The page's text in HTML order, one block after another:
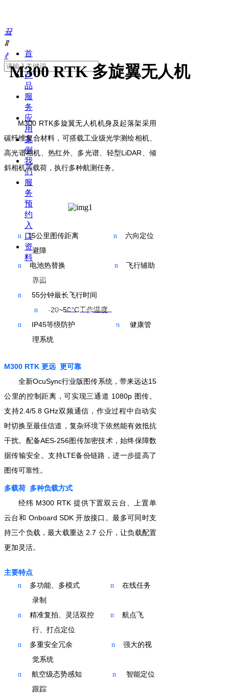
끀
ꁲ
首
页
产
品
服
务
应
用
案
例
我
们
服
务
预
约
入
口
资
料
ꄙ
M300 RTK 多旋翼无人机
M300 RTK多旋翼无人机机身及起落架采用
碳纤维复合材料，可搭载工业级光学测绘相机、
高光谱相机、热红外、多光谱、轻型LiDAR 、倾
斜相机等载荷 ，执行多种航测任务。
n 15公里图传距离n
六向定位
避障
n 电池热替换n
飞行辅助
界面
n 55分钟最长飞行时间
n -20~50°C工作温度
n IP45等级防护n
健康管
理系统
M300 RTK 更远 更可靠
全新OcuSync行业版图传系统，带来远达15
公里的控制距离，可实现三通道 1080p 图传。
支持2.4/5.8 GHz双频通信，作业过程中自动实
时切换至最佳信道，复杂环境下依然能有效抵抗
干扰。配备AES-256图传加密技术，始终保障数
据传输安全。支持LTE备份链路，进一步提高了
图传可靠性。
多载荷 多种负载方式
经纬 M300 RTK 提供下置双云台、上置单
云台和 Onboard SDK 开放接口。最多可同时支
持三个负载，最大载重达 2.7 公斤，让负载配置
更加灵活。
主要特点
n 多功能 多模式n
在线任务
录制
n 精准复拍 灵活双控n
航点飞
行 、打点定位
n 多重安全冗余n
强大的视
觉系统
n 航空级态势感知n
智能定位
跟踪
北京安洲科技有限公司 版权所有
14030654号 电话：4006-507-608 010-62111182
邮箱：info@azup.com.cn
Copyright 2009 Auto Parts All Right Reserved